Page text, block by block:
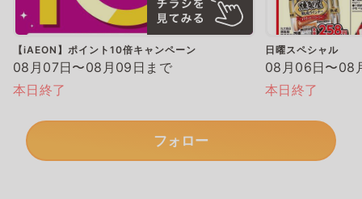
【iAEON】ポイント10倍キャンペーン
08月07日〜08月09日まで
本日終了
日曜スペシャル
08月06日〜08
本日終了
フォロー